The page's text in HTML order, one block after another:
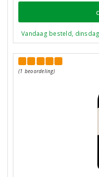
Vandaag besteld,
(1 beoordeling)